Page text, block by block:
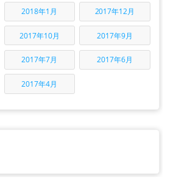
2018年1月 2017年12月
2017年10月 2017年9月
2017年7月 2017年6月
2017年4月